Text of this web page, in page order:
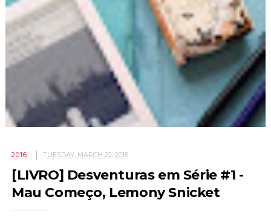
2016 TUESDAY, MARCH 22, 2016
[LIVRO] Desventuras em Série #1 -
Mau Começo, Lemony Snicket